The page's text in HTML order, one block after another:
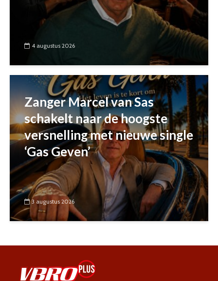
4 augustus 2026
Zanger Marcel van Sas
schakelt naar de hoogste
versnelling met nieuwe single
‘Gas Geven’
3 augustus 2026